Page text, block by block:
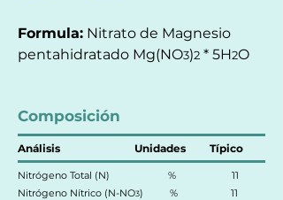
Formula: Nitrato de Magnesio
pentahidratado Mg(NO3)2 * 5H2O
Composición
Análisis Unidades Típico
Nitrógeno Total (N) % 11
Nitrógeno Nítrico (N-NO3) % 11